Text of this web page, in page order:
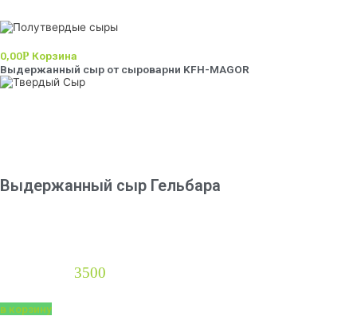
0,00Р Корзина
Выдержанный сыр от сыроварни KFH-MAGOR
Выдержанный сыр Гельбара
3500
в корзину